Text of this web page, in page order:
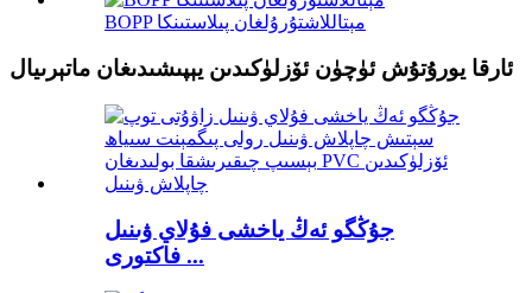
BOPP مېتاللاشتۇرۇلغان پىلاستىنكا
ئارقا يورۇتۇش ئۈچۈن ئۆزلۈكىدىن يېپىشىدىغان ماتېرىيال
جۇڭگو ئەڭ ياخشى فۇلاي ۋىنىل
فاكتورى ...